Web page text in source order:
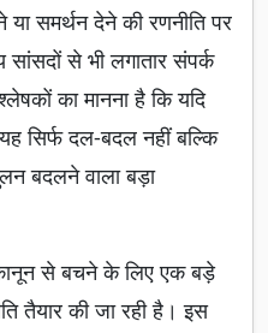
समर्थन देने की रणनीति पर
से भी लगातार संपर्क
का मानना है कि यदि
सिर्फ दल-बदल नहीं बल्कि
बदलने वाला बड़ा
से बचने के लिए एक बड़े
तैयार की जा रही है। इस